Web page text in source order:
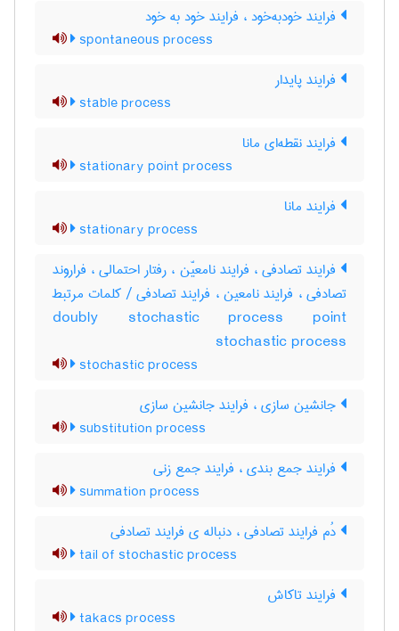
فرایند خودبه‌خود ، فرایند خود به خود
spontaneous process
فرایند پایدار
stable process
فرایند نقطه‌ای مانا
stationary point process
فرایند مانا
stationary process
فرایند تصادفی ، فرایند نامعیّن ، رفتار احتمالی ، فراروند
تصادفی ، فرایند نامعین ، فرایند تصادفی / کلمات مرتبط
doubly stochastic process point
stochastic process
stochastic process
جانشین سازی ، فرایند جانشین سازی
substitution process
فرایند جمع بندی ، فرایند جمع زنی
summation process
دُم فرایند تصادفی ، دنباله ی فرایند تصادفی
tail of stochastic process
فرایند تاکاش
takacs process